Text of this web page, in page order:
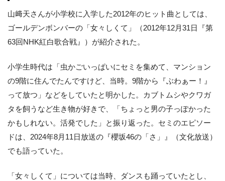
山﨑天さんが小学校に入学した2012年のヒット曲としては、
ゴールデンボンバーの「女々しくて」（2012年12月31日『第
63回NHK紅白歌合戦』）が紹介された。
小学生時代は「虫かごいっぱいにセミを集めて、マンション
の9階に住んでたんですけど、当時。9階から『ぶわぁー！』
って放つ」などをしていたと明かした。カブトムシやクワガ
タを飼うなど生き物が好きで、「ちょっと男の子っぽかった
かもしれない。活発でした」と振り返った。セミのエピソー
ドは、2024年8月11日放送の『櫻坂46の「さ」』（文化放送）
でも語っていた。
「女々しくて」については当時、ダンスも踊っていたとし、